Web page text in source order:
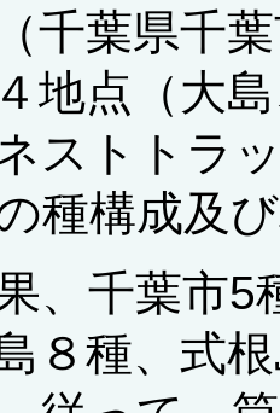
千葉県千
地点（大
ストトラ
種構成及
、千葉市5
８種、式